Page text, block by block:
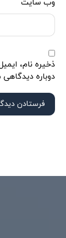
وب‌ سایت
ذخیره نام،
دوباره
فرستادن